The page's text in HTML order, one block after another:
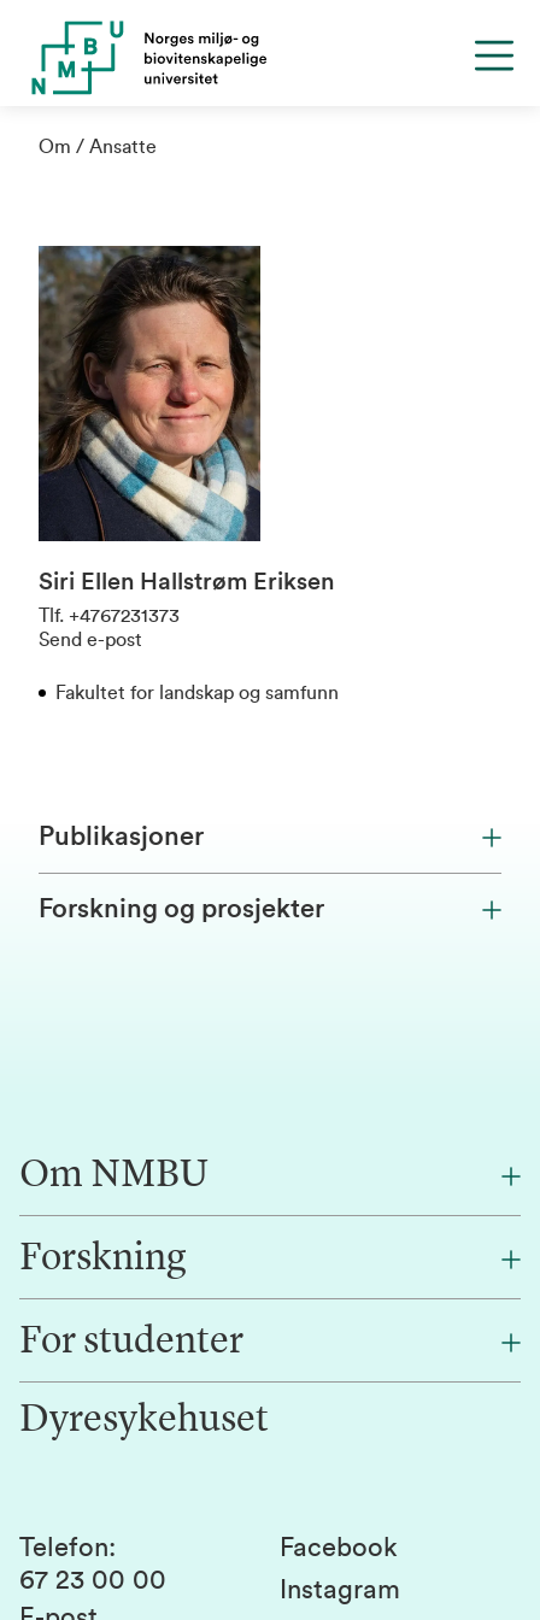
Om Ansatte
Siri Ellen Hallstrøm Eriksen
Tlf. +4767231373
Send e-post
Fakultet for landskap og samfunn
Publikasjoner
Forskning og prosjekter
Om NMBU
Om oss
Alumni
Kontakt oss
Forskning
Forskning
Innovasjon
For studenter
Studentlivet
Studier og emner
Studenttinget
Dyresykehuset
Telefon:
67 23 00 00
Facebook
Instagram